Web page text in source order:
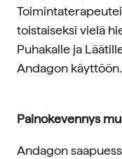
toistaiseksi vielä
Puhakalle ja
Andagon käyttöön.
Painokevennys
Andagon